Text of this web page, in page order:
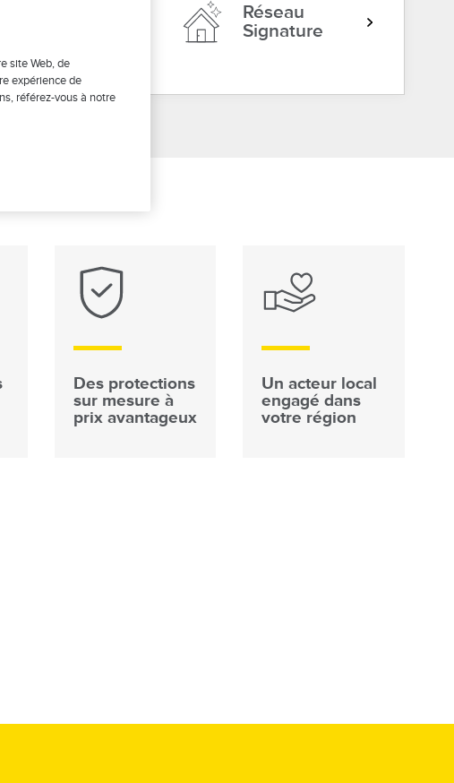
Réseau
Signature
Des protections
sur mesure à
prix avantageux
Un acteur local
engagé dans
votre région
site Web, de
expérience de
référez-vous à notre